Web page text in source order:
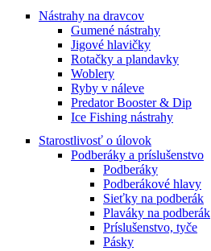
Nástrahy na dravcov
Gumené nástrahy
Jigové hlavičky
Rotačky a plandavky
Woblery
Ryby v náleve
Predator Booster & Dip
Ice Fishing nástrahy
Starostlivosť o úlovok
Podberáky a príslušenstvo
Podberáky
Podberákové hlavy
Sieťky na podberák
Plaváky na podberák
Príslušenstvo, tyče
Pásky